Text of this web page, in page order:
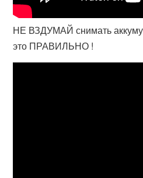
НЕ ВЗДУМАЙ снимать
это ПРАВИЛЬНО !